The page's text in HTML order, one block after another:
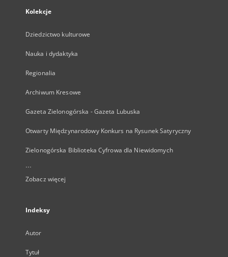
Kolekcje
Dziedzictwo kulturowe
Nauka i dydaktyka
Regionalia
Archiwum Kresowe
Gazeta Zielonogórska - Gazeta Lubuska
Otwarty Międzynarodowy Konkurs na Rysunek Satyryczny
Zielonogórska Biblioteka Cyfrowa dla Niewidomych
...
Zobacz więcej
Indeksy
Autor
Tytuł